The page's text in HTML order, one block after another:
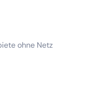
ohne Netz